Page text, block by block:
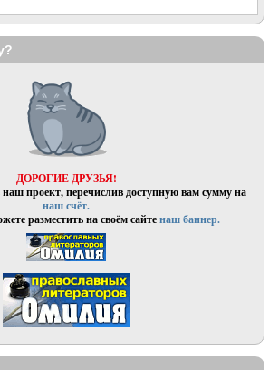
ДОРОГИЕ ДРУЗЬЯ!
проект, перечислив доступную вам сумму на
наш счёт.
разместить на своём сайтенаш баннер.